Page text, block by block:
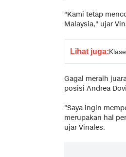
"Kami tetap
Malaysia," ujar
Lihat juga:
Gagal meraih
posisi Andrea
"Saya ingin
merupakan hal
ujar Vinales.